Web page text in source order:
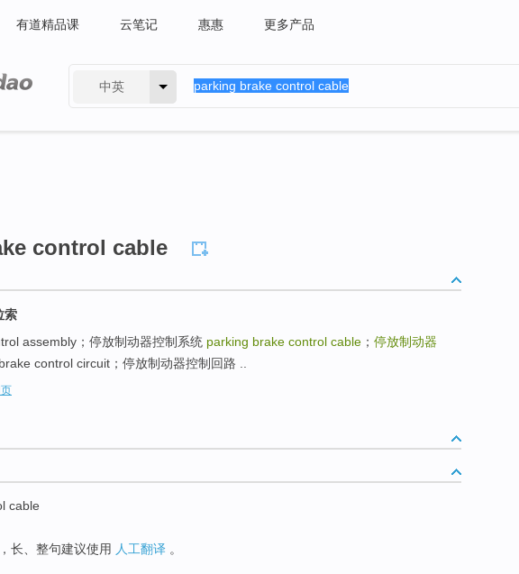
有道精品课 云笔记 惠惠 更多产品
中英
control cable
索
assembly；停放制动器控制系统 parking brake control cable ； 停放制动器
control circuit；停放制动器控制回路 ..
cable
长、整句建议使用 人工翻译 。